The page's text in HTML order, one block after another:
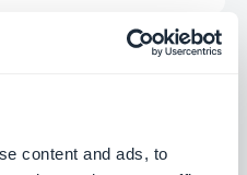
content and ads, to
Team, Mercoledì 18 Gennaio
per le agenzie